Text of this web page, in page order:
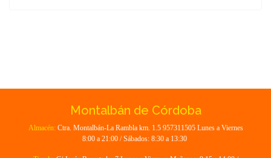
Montalbán de Córdoba
Almacén: Ctra. Montalbán-La Rambla km. 1.5 957311505 Lunes a Viernes
8:00 a 21:00 / Sábados: 8:30 a 13:30